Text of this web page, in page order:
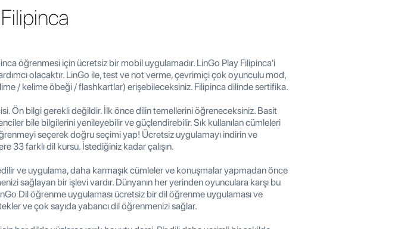
öğrenmesi için ücretsiz bir mobil uygulamadır. LinGo Play Filipinca'i
olacaktır. LinGo ile, test ve not verme, çevrimiçi çok oyunculu mod,
/ kelime öbeği / flashkartlar) erişebileceksiniz. Filipinca dilinde sertifika.
Ön bilgi gerekli değildir. İlk önce dilin temellerini öğreneceksiniz. Basit
bile bilgilerini yenileyebilir ve güçlendirebilir. Sık kullanılan cümleleri
seçerek doğru seçimi yap! Ücretsiz uygulamayı indirin ve
33 farklı dil kursu. İstediğiniz kadar çalışın.
ve uygulama, daha karmaşık cümleler ve konuşmalar yapmadan önce
sağlayan bir işlevi vardır. Dünyanın her yerinden oyunculara karşı bu
Dil öğrenme uygulaması ücretsiz bir dil öğrenme uygulaması ve
ve çok sayıda yabancı dil öğrenmenizi sağlar.